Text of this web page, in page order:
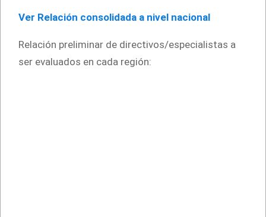
Ver Relación consolidada a nivel nacional
Relación preliminar de directivos/especialistas a
ser evaluados en cada región: